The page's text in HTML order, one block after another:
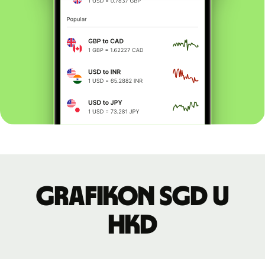
Grafikon SGD u
HKD